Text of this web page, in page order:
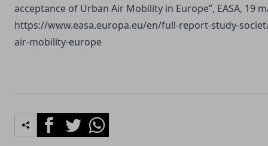
acceptance of Urban Air Mobility in Europe”, EASA, 19
https://www.easa.europa.eu/en/full-report-study-
air-mobility-europe
FacebookTwitterWhatsapp